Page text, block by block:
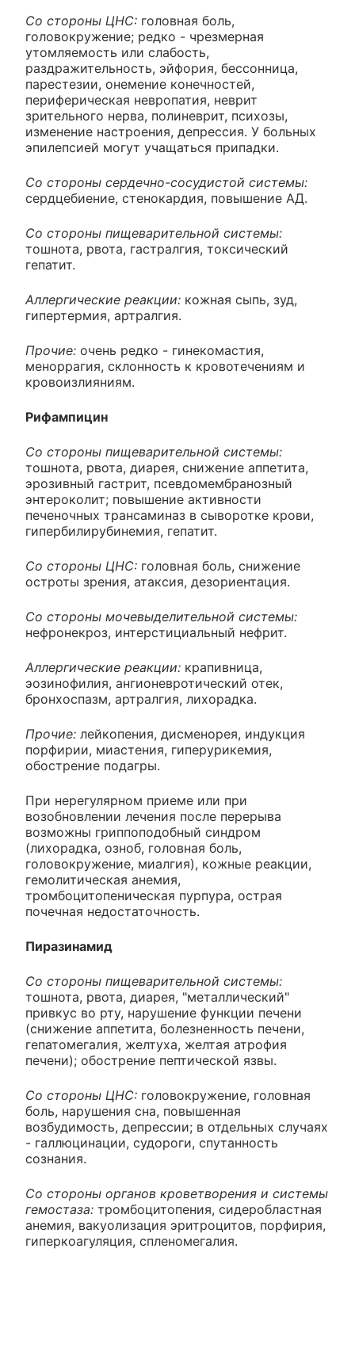
Со стороны ЦНС: головная боль,
головокружение; редко - чрезмерная
утомляемость или слабость,
раздражительность, эйфория, бессонница,
парестезии, онемение конечностей,
периферическая невропатия, неврит
зрительного нерва, полиневрит, психозы,
изменение настроения, депрессия. У больных
эпилепсией могут учащаться припадки.
Со стороны сердечно-сосудистой системы:
сердцебиение, стенокардия, повышение АД.
Со стороны пищеварительной системы:
тошнота, рвота, гастралгия, токсический
гепатит.
Аллергические реакции: кожная сыпь, зуд,
гипертермия, артралгия.
Прочие: очень редко - гинекомастия,
меноррагия, склонность к кровотечениям и
кровоизлияниям.
Рифампицин
Со стороны пищеварительной системы:
тошнота, рвота, диарея, снижение аппетита,
эрозивный гастрит, псевдомембранозный
энтероколит; повышение активности
печеночных трансаминаз в сыворотке крови,
гипербилирубинемия, гепатит.
Со стороны ЦНС: головная боль, снижение
остроты зрения, атаксия, дезориентация.
Со стороны мочевыделительной системы:
нефронекроз, интерстициальный нефрит.
Аллергические реакции: крапивница,
эозинофилия, ангионевротический отек,
бронхоспазм, артралгия, лихорадка.
Прочие: лейкопения, дисменорея, индукция
порфирии, миастения, гиперурикемия,
обострение подагры.
При нерегулярном приеме или при
возобновлении лечения после перерыва
возможны гриппоподобный синдром
(лихорадка, озноб, головная боль,
головокружение, миалгия), кожные реакции,
гемолитическая анемия,
тромбоцитопеническая пурпура, острая
почечная недостаточность.
Пиразинамид
Со стороны пищеварительной системы:
тошнота, рвота, диарея, "металлический"
привкус во рту, нарушение функции печени
(снижение аппетита, болезненность печени,
гепатомегалия, желтуха, желтая атрофия
печени); обострение пептической язвы.
Со стороны ЦНС: головокружение, головная
боль, нарушения сна, повышенная
возбудимость, депрессии; в отдельных случаях
- галлюцинации, судороги, спутанность
сознания.
Со стороны органов кроветворения и системы
гемостаза: тромбоцитопения, сидеробластная
анемия, вакуолизация эритроцитов, порфирия,
гиперкоагуляция, спленомегалия.